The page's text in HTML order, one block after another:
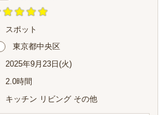
スポット
東京都中央区
2025年9月23日(火)
2.0時間
キッチン リビング その他